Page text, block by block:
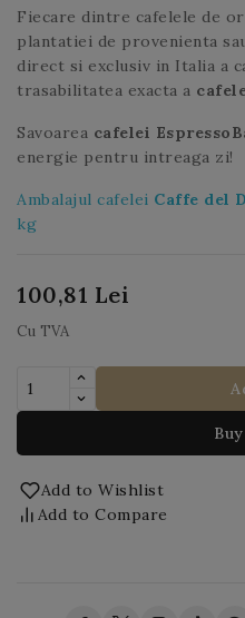
Fiecare dintre cafelele de
plantatiei de provenienta
direct si exclusiv in Italia a
trasabilitatea exacta a
Savoarea cafelei
energie pentru intreaga zi!
Ambalajul cafelei Caffe del
kg
100,81 Lei
Cu TVA
Add to Wishlist
Add to Compare